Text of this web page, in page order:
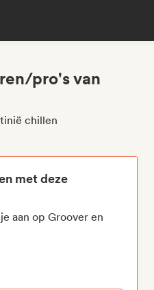
pro's van
chillen
met deze
aan op Groover en